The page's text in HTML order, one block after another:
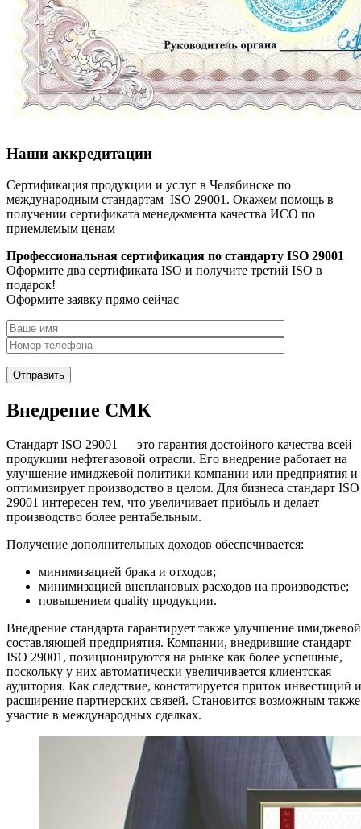
Наши аккредитации
Сертификация продукции и услуг в Челябинске по
международным стандартам ISO 29001. Окажем помощь в
получении сертификата менеджмента качества ИСО по
приемлемым ценам
Профессиональная сертификация по стандарту ISO 29001
Оформите два сертификата ISO и получите третий ISO в
подарок!
Оформите заявку прямо сейчас
Внедрение СМК
Стандарт ISO 29001 — это гарантия достойного качества всей
продукции нефтегазовой отрасли. Его внедрение работает на
улучшение имиджевой политики компании или предприятия и
оптимизирует производство в целом. Для бизнеса стандарт ISO
29001 интересен тем, что увеличивает прибыль и делает
производство более рентабельным.
Получение дополнительных доходов обеспечивается:
минимизацией брака и отходов;
минимизацией внеплановых расходов на производстве;
повышением quality продукции.
Внедрение стандарта гарантирует также улучшение имиджевой
составляющей предприятия. Компании, внедрившие стандарт
ISO 29001, позиционируются на рынке как более успешные,
поскольку у них автоматически увеличивается клиентская
аудитория. Как следствие, констатируется приток инвестиций и
расширение партнерских связей. Становится возможным также
участие в международных сделках.